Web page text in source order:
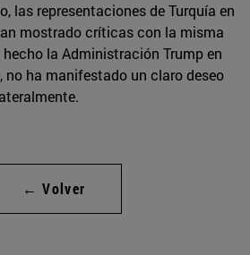
las representaciones de Turquía en
mostrado críticas con la misma
la Administración Trump en
no ha manifestado un claro deseo
← Volver